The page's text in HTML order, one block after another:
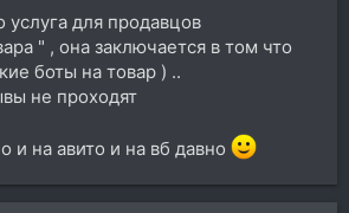
услуга для продавцов
" , она заключается в том что
боты на товар ) ..
не проходят
и на авито и на вб давно